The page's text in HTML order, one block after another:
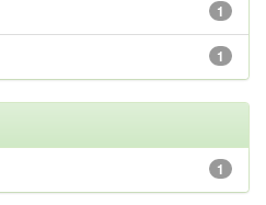
1
1
1